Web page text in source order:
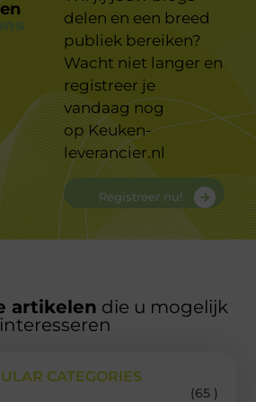
delen en een breed
publiek bereiken?
Wacht niet langer en
registreer je
vandaag nog
opKeuken-
leverancier.nl
Registreer nu!
artikelen die u mogelijk
interesseren
CATEGORIES
(65 )